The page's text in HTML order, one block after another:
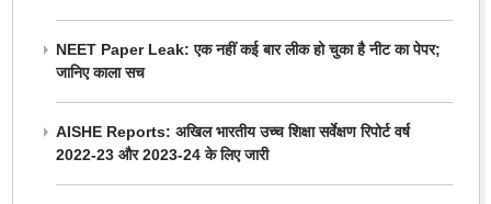
NEET Paper Leak: एक नहीं कई बार लीक हो चुका है नीट का पेपर;
जानिए काला सच
AISHE Reports: अखिल भारतीय उच्च शिक्षा सर्वेक्षण रिपोर्ट वर्ष
2022-23 और 2023-24 के लिए जारी